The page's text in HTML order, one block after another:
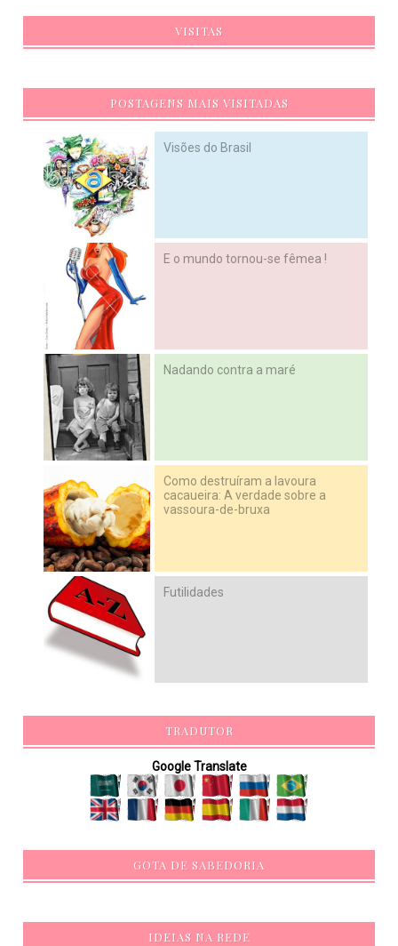
VISITAS
POSTAGENS MAIS VISITADAS
Visões do Brasil
E o mundo tornou-se fêmea !
Nadando contra a maré
Como destruíram a lavoura
cacaueira: A verdade sobre a
vassoura-de-bruxa
Futilidades
TRADUTOR
Google Translate
GOTA DE SABEDORIA
IDEIAS NA REDE